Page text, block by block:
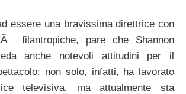
essere una bravissima direttrice con
filantropiche, pare che Shannon
anche notevoli attitudini per il
non solo, infatti, ha lavorato
televisiva, ma attualmente sta